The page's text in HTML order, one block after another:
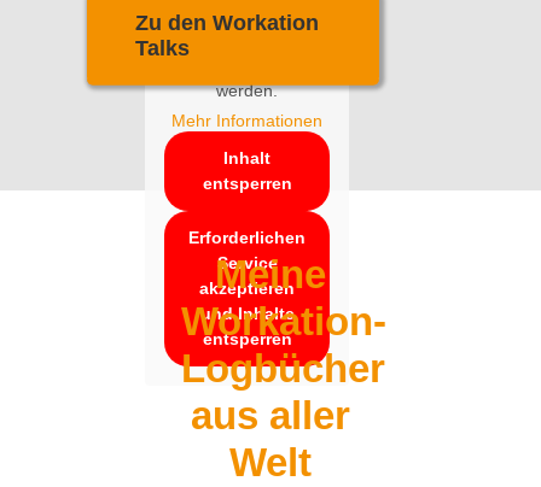
dass dabei Daten an
werden.
Mehr Informationen
Inhalt
entsperren
Erforderlichen
Service
akzeptieren
und Inhalte
entsperren
Zu den Workation
Talks
Meine
Workation-
Logbücher
aus aller
Welt